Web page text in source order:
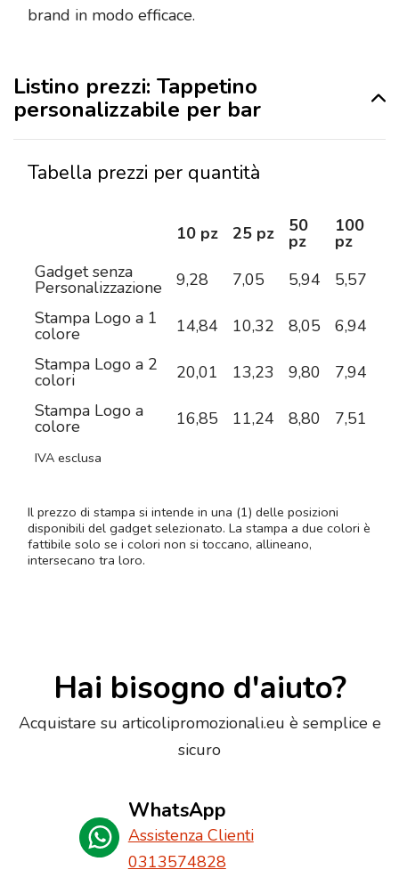
brand in modo efficace.
Listino prezzi: Tappetino
personalizzabile per bar
Tabella prezzi per quantità
10 pz 25 pz 50
pz
100
pz
Gadget senza
Personalizzazione 9,28 7,05 5,94 5,57
Stampa Logo a 1
colore 14,84 10,32 8,05 6,94
Stampa Logo a 2
colori 20,01 13,23 9,80 7,94
Stampa Logo a
colore 16,85 11,24 8,80 7,51
IVA esclusa
Il prezzo di stampa si intende in una (1) delle posizioni
disponibili del gadget selezionato. La stampa a due colori è
fattibile solo se i colori non si toccano, allineano,
intersecano tra loro.
Hai bisogno d'aiuto?
Acquistare su articolipromozionali.eu è semplice e
sicuro
WhatsApp
Assistenza Clienti
0313574828